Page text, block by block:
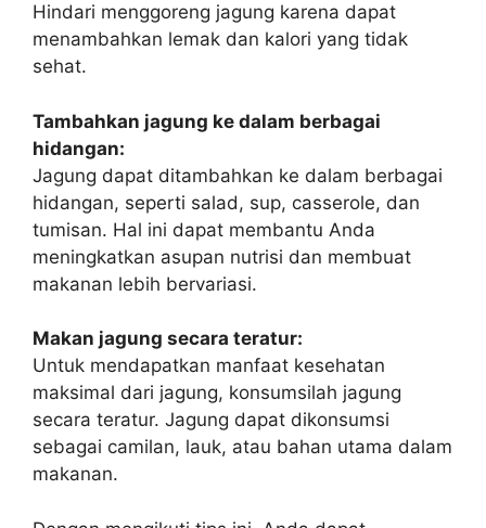
Hindari menggoreng jagung karena dapat
menambahkan lemak dan kalori yang tidak
sehat.
Tambahkan jagung ke dalam berbagai
hidangan:
Jagung dapat ditambahkan ke dalam berbagai
hidangan, seperti salad, sup, casserole, dan
tumisan. Hal ini dapat membantu Anda
meningkatkan asupan nutrisi dan membuat
makanan lebih bervariasi.
Makan jagung secara teratur:
Untuk mendapatkan manfaat kesehatan
maksimal dari jagung, konsumsilah jagung
secara teratur. Jagung dapat dikonsumsi
sebagai camilan, lauk, atau bahan utama dalam
makanan.